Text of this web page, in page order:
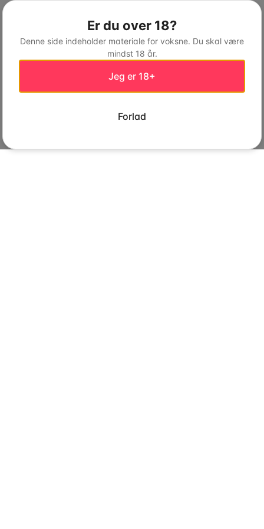
Er du over 18?
Denne side indeholder materiale for voksne. Du skal være
mindst 18 år.
Jeg er 18+
Forlad